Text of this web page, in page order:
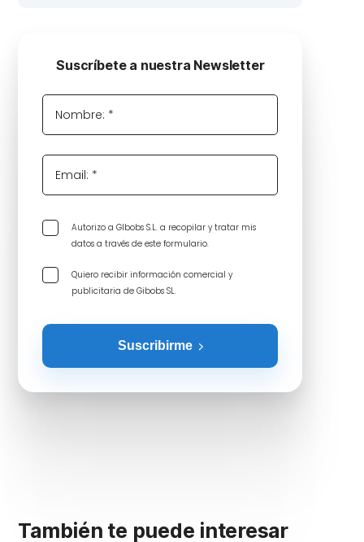
Suscríbete a nuestra Newsletter
Nombre: *
Email: *
Autorizo a GIbobs S.L. a recopilar y tratar mis
datos a través de este formulario.
Quiero recibir información comercial y
publicitaria de Gibobs SL.
Suscribirme
También te puede interesar